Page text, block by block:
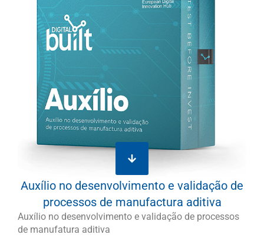
Auxílio no desenvolvimento e validação de
processos de manufactura aditiva
Auxílio no desenvolvimento e validação de processos
de manufatura aditiva